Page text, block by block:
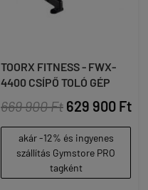
TOORX FITNESS - FWX-
4400 CSÍPŐ TOLÓ GÉP
669 900 Ft 629 900 Ft
akár -12% és ingyenes
szállítás Gymstore PRO
tagként